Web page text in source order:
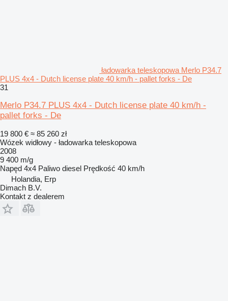
ładowarka teleskopowa Merlo P34.7
PLUS 4x4 - Dutch license plate 40 km/h - pallet forks - De
31
Merlo P34.7 PLUS 4x4 - Dutch license plate 40 km/h -
pallet forks - De
19 800 € ≈ 85 260 zł
Wózek widłowy - ładowarka teleskopowa
2008
9 400 m/g
Napęd 4x4 Paliwo diesel Prędkość 40 km/h
Holandia, Erp
Dimach B.V.
Kontakt z dealerem